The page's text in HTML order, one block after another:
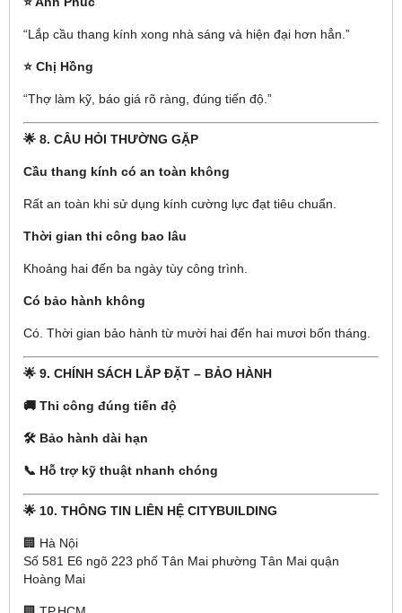
“Lắp cầu thang kính xong nhà sáng và hiện đại hơn hẳn.”
⭐ Chị Hồng
“Thợ làm kỹ, báo giá rõ ràng, đúng tiến độ.”
🌟 8. CÂU HỎI THƯỜNG GẶP
Cầu thang kính có an toàn không
Rất an toàn khi sử dụng kính cường lực đạt tiêu chuẩn.
Thời gian thi công bao lâu
Khoảng hai đến ba ngày tùy công trình.
Có bảo hành không
Có. Thời gian bảo hành từ mười hai đến hai mươi bốn tháng.
🌟 9. CHÍNH SÁCH LẮP ĐẶT – BẢO HÀNH
🚚 Thi công đúng tiến độ
🛠 Bảo hành dài hạn
📞 Hỗ trợ kỹ thuật nhanh chóng
🌟 10. THÔNG TIN LIÊN HỆ CITYBUILDING
🏢 Hà Nội
Số 581 E6 ngõ 223 phố Tân Mai phường Tân Mai quận
Hoàng Mai